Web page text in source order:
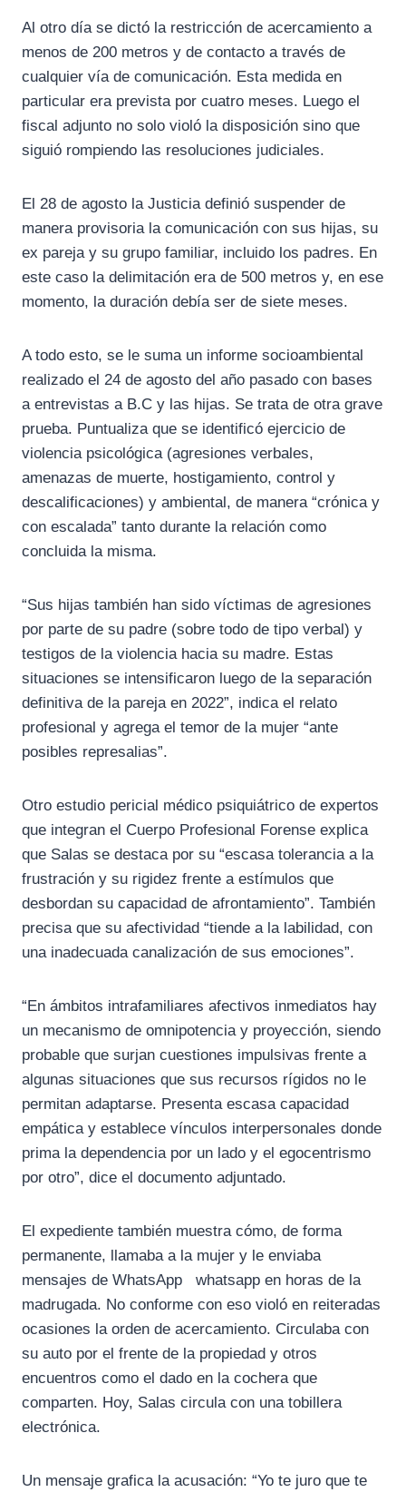
Al otro día se dictó la restricción de acercamiento a
menos de 200 metros y de contacto a través de
cualquier vía de comunicación. Esta medida en
particular era prevista por cuatro meses. Luego el
fiscal adjunto no solo violó la disposición sino que
siguió rompiendo las resoluciones judiciales.
El 28 de agosto la Justicia definió suspender de
manera provisoria la comunicación con sus hijas, su
ex pareja y su grupo familiar, incluido los padres. En
este caso la delimitación era de 500 metros y, en ese
momento, la duración debía ser de siete meses.
A todo esto, se le suma un informe socioambiental
realizado el 24 de agosto del año pasado con bases
a entrevistas a B.C y las hijas. Se trata de otra grave
prueba. Puntualiza que se identificó ejercicio de
violencia psicológica (agresiones verbales,
amenazas de muerte, hostigamiento, control y
descalificaciones) y ambiental, de manera “crónica y
con escalada” tanto durante la relación como
concluida la misma.
“Sus hijas también han sido víctimas de agresiones
por parte de su padre (sobre todo de tipo verbal) y
testigos de la violencia hacia su madre. Estas
situaciones se intensificaron luego de la separación
definitiva de la pareja en 2022”, indica el relato
profesional y agrega el temor de la mujer “ante
posibles represalias”.
Otro estudio pericial médico psiquiátrico de expertos
que integran el Cuerpo Profesional Forense explica
que Salas se destaca por su “escasa tolerancia a la
frustración y su rigidez frente a estímulos que
desbordan su capacidad de afrontamiento”. También
precisa que su afectividad “tiende a la labilidad, con
una inadecuada canalización de sus emociones”.
“En ámbitos intrafamiliares afectivos inmediatos hay
un mecanismo de omnipotencia y proyección, siendo
probable que surjan cuestiones impulsivas frente a
algunas situaciones que sus recursos rígidos no le
permitan adaptarse. Presenta escasa capacidad
empática y establece vínculos interpersonales donde
prima la dependencia por un lado y el egocentrismo
por otro”, dice el documento adjuntado.
El expediente también muestra cómo, de forma
permanente, llamaba a la mujer y le enviaba
mensajes de WhatsApp whatsapp en horas de la
madrugada. No conforme con eso violó en reiteradas
ocasiones la orden de acercamiento. Circulaba con
su auto por el frente de la propiedad y otros
encuentros como el dado en la cochera que
comparten. Hoy, Salas circula con una tobillera
electrónica.
Un mensaje grafica la acusación: “Yo te juro que te